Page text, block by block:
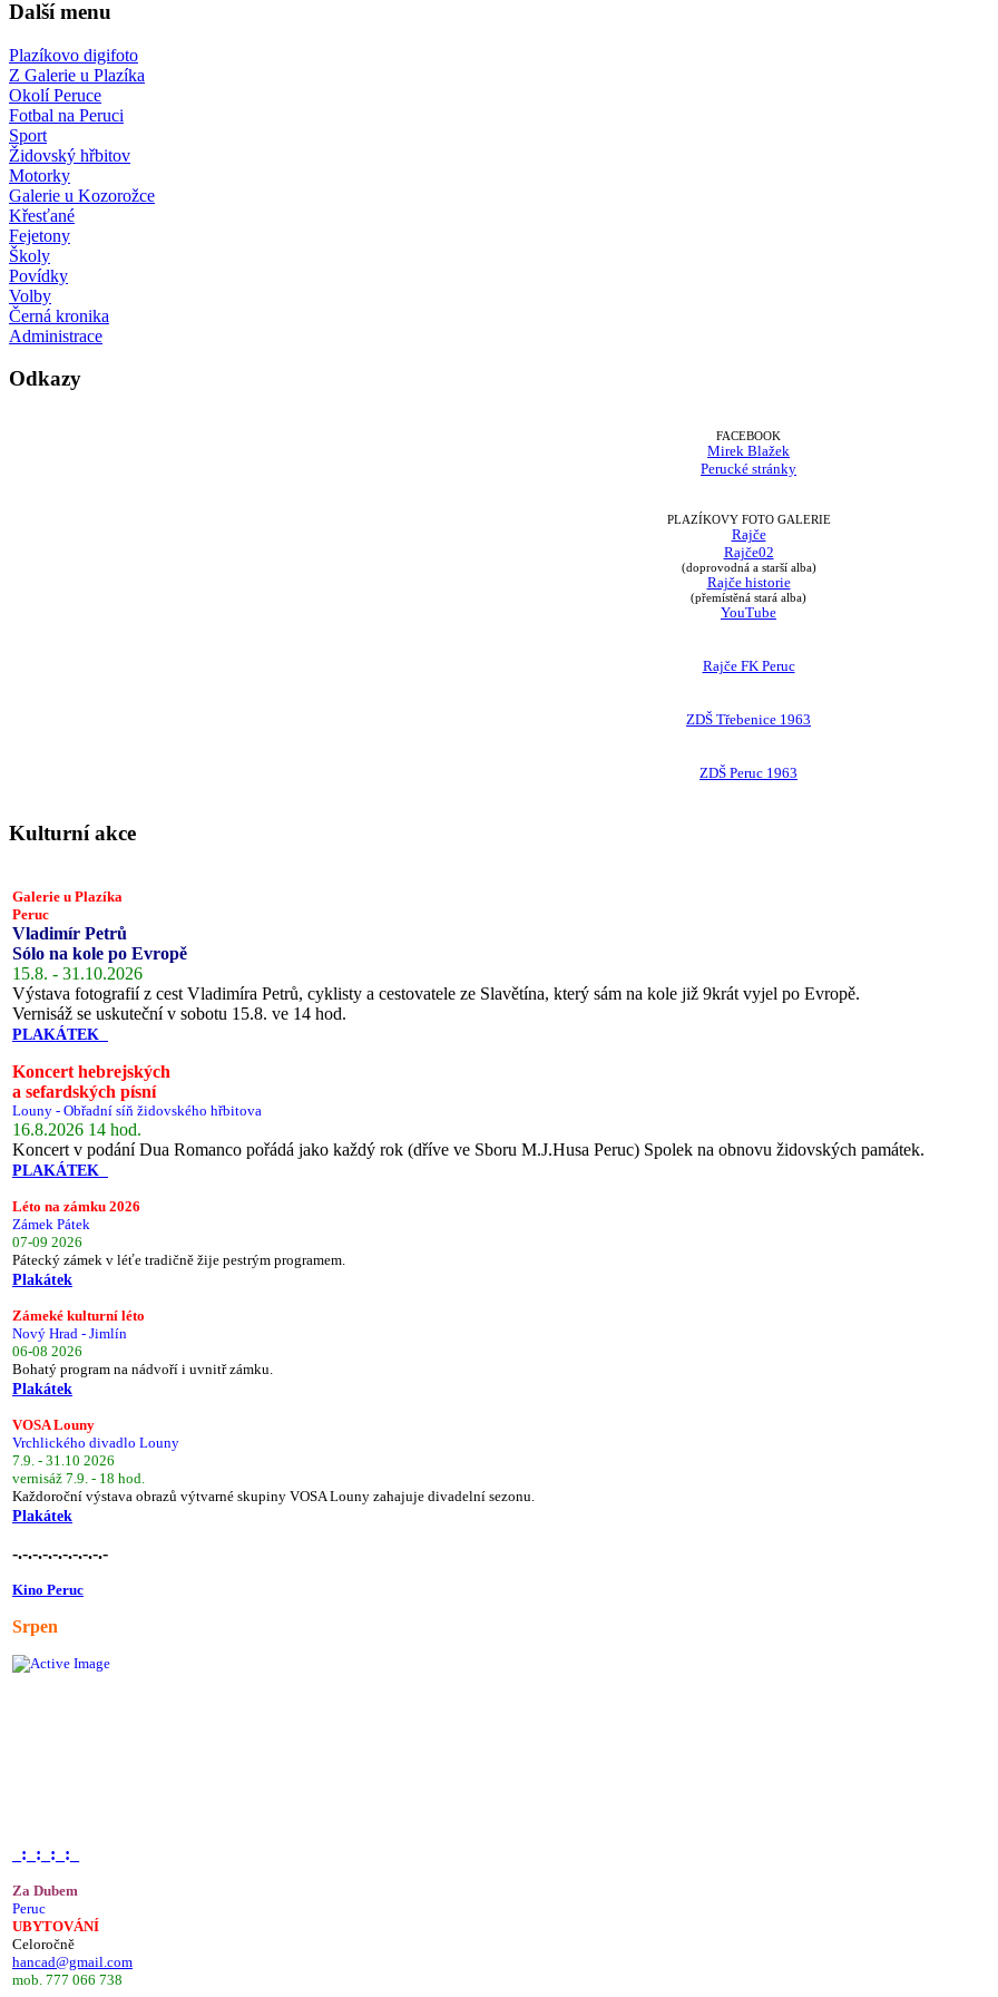
Další menu
Plazíkovo digifoto
Z Galerie u Plazíka
Okolí Peruce
Fotbal na Peruci
Sport
Židovský hřbitov
Motorky
Galerie u Kozorožce
Křesťané
Fejetony
Školy
Povídky
Volby
Černá kronika
Administrace
Odkazy
FACEBOOK
Mirek Blažek
Perucké stránky
PLAZÍKOVY FOTO GALERIE
Rajče
Rajče02
(doprovodná a starší alba)
Rajče historie
(přemístěná stará alba)
YouTube
Rajče FK Peruc
ZDŠ Třebenice 1963
ZDŠ Peruc 1963
Kulturní akce
Galerie u Plazíka
Peruc
Vladimír Petrů
Sólo na kole po Evropě
15.8. - 31.10.2026
Výstava fotografií z cest Vladimíra Petrů, cyklisty a cestovatele ze Slavětína, který sám na kole již 9krát vyjel po Evropě.
Vernisáž se uskuteční v sobotu 15.8. ve 14 hod.
PLAKÁTEK
Koncert hebrejských
a sefardských písní
Louny - Obřadní síň židovského hřbitova
16.8.2026 14 hod.
Koncert v podání Dua Romanco pořádá jako každý rok (dříve ve Sboru M.J.Husa Peruc) Spolek na obnovu židovských památek.
PLAKÁTEK
Léto na zámku 2026
Zámek Pátek
07-09 2026
Pátecký zámek v léťe tradičně žije pestrým programem.
Plakátek
Zámeké kulturní léto
Nový Hrad - Jimlín
06-08 2026
Bohatý program na nádvoří i uvnitř zámku.
Plakátek
VOSA Louny
Vrchlického divadlo Louny
7.9. - 31.10 2026
vernisáž 7.9. - 18 hod.
Každoroční výstava obrazů výtvarné skupiny VOSA Louny zahajuje divadelní sezonu.
Plakátek
-.-.-.-.-.-.-.-.-.-
Kino Peruc
Srpen
_:_:_:_:_
Za Dubem
Peruc
UBYTOVÁNÍ
Celoročně
hancad@gmail.com
mob. 777 066 738